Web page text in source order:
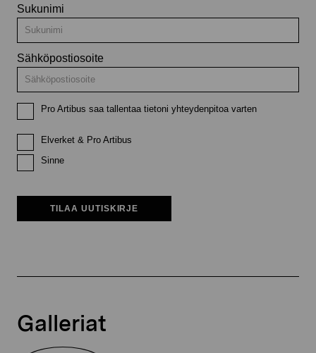
Sukunimi
Sähköpostiosoite
Pro Artibus saa tallentaa tietoni yhteydenpitoa varten
Elverket & Pro Artibus
Sinne
TILAA UUTISKIRJE
Galleriat